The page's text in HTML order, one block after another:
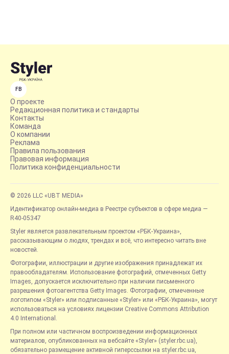
FB
О проекте
Редакционная политика и стандарты
Контакты
Команда
О компании
Реклама
Правила пользования
Правовая информация
Политика конфиденциальности
© 2026 LLC «UBT MEDIA»
Идентификатор онлайн-медиа в Реестре субъектов в сфере медиа —
R40-05347
Styler является развлекательным проектом «РБК-Украина»,
рассказывающим о людях, трендах и всё, что интересно читать вне
новостей.
Фотографии, иллюстрации и другие изображения принадлежат их
правообладателям. Использование фотографий, отмеченных Getty
Images, допускается исключительно при наличии письменного
разрешения фотоагентства Getty Images. Фотографии, отмеченные
логотипом «Styler» или подписанные «Styler» или «РБК-Украина», могут
использоваться на условиях лицензии Creative Commons Attribution
4.0 International.
При полном или частичном воспроизведении информационных
материалов, опубликованных на вебсайте «Styler» (styler.rbc.ua),
обязательно размещение активной гиперссылки на styler.rbc.ua,